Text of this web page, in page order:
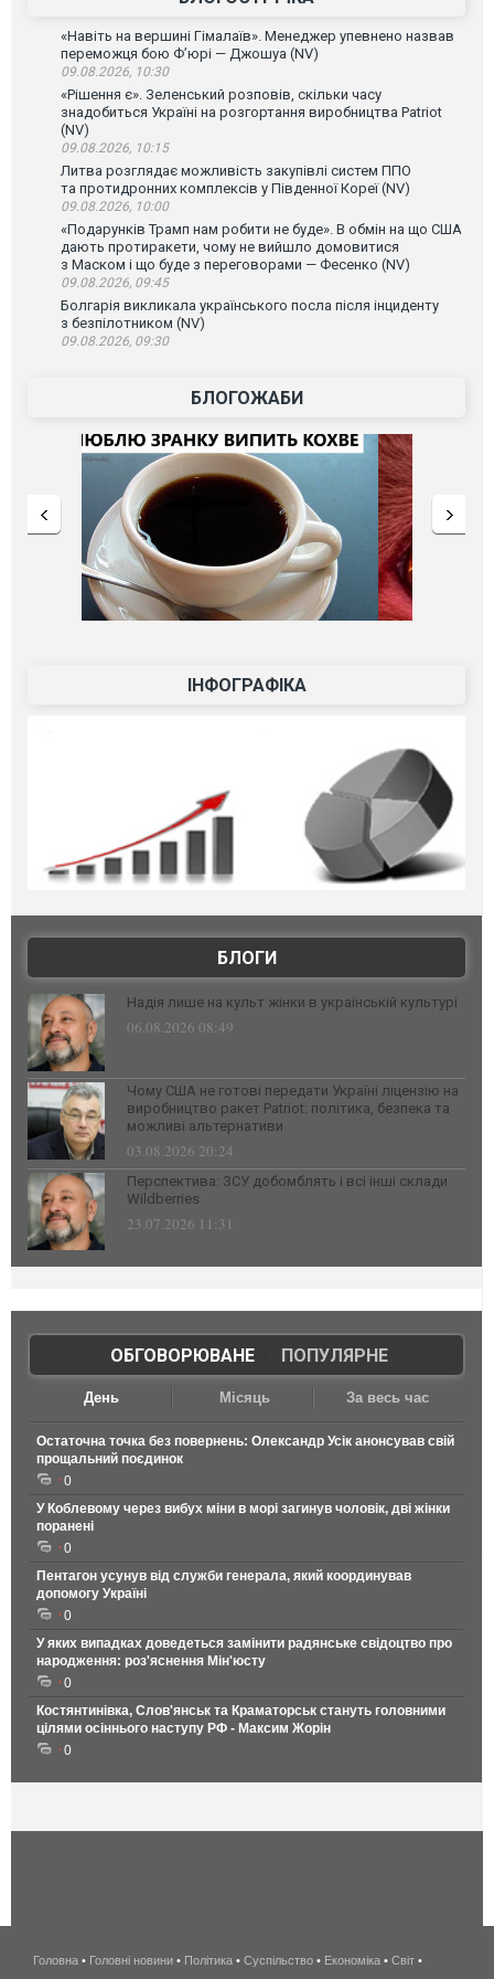
«Навіть на вершині Гімалаїв». Менеджер упевнено назвав
переможця бою Ф’юрі — Джошуа (NV)
09.08.2026, 10:30
«Рішення є». Зеленський розповів, скільки часу
знадобиться Україні на розгортання виробництва Patriot
(NV)
09.08.2026, 10:15
Литва розглядає можливість закупівлі систем ППО
та протидронних комплексів у Південної Кореї (NV)
09.08.2026, 10:00
«Подарунків Трамп нам робити не буде». В обмін на що США
дають протиракети, чому не вийшло домовитися
з Маском і що буде з переговорами — Фесенко (NV)
09.08.2026, 09:45
Болгарія викликала українського посла після інциденту
з безпілотником (NV)
09.08.2026, 09:30
БЛОГОЖАБИ
ІНФОГРАФІКА
БЛОГИ
Надія лише на культ жінки в українській культурі
06.08.2026 08:49
Чому США не готові передати Україні ліцензію на
виробництво ракет Patriot: політика, безпека та
можливі альтернативи
03.08.2026 20:24
Перспектива: ЗСУ добомблять і всі інші склади
Wildberries
23.07.2026 11:31
ОБГОВОРЮВАНЕ| ПОПУЛЯРНЕ
День Місяць За весь час
Остаточна точка без повернень: Олександр Усік анонсував свій
прощальний поєдинок
0
У Коблевому через вибух міни в морі загинув чоловік, дві жінки
поранені
0
Пентагон усунув від служби генерала, який координував
допомогу Україні
0
У яких випадках доведеться замінити радянське свідоцтво про
народження: роз'яснення Мін'юсту
0
Костянтинівка, Слов'янськ та Краматорськ стануть головними
цілями осіннього наступу РФ - Максим Жорін
0
беспроводной
Головна • Головні новини • Політика • Суспільство • Економіка • Світ •